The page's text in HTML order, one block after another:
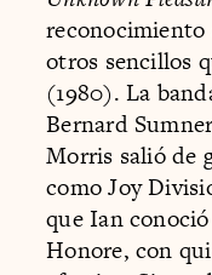
otros sencillos
(1980). La
Bernard
Morris salió de
como Joy
que Ian
Honore, con